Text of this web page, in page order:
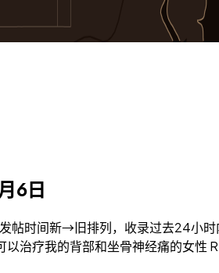
6日
时间新→旧排列，收录过去24小时
治疗我的背部和坐骨神经痛的女